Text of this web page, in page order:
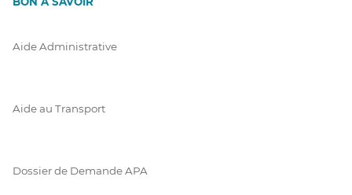
Aide Administrative
Aide au Transport
Dossier de Demande APA